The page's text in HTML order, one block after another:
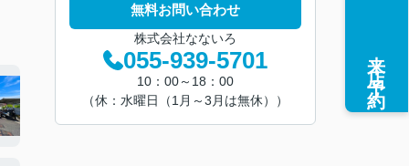
無料お問い合わせ
株式会社なないろ
055-939-5701
10：00～18：00
（休：水曜日（1月～3月は無休））
来店予約